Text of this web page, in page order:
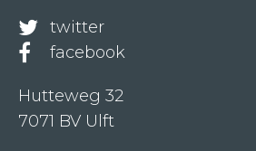
twitter
facebook
Hutteweg 32
7071 BV Ulft